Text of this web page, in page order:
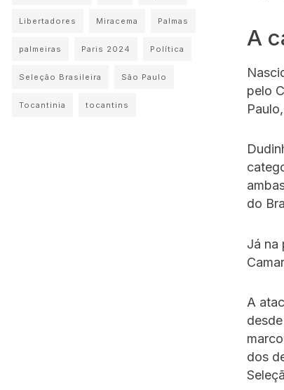
A
pelo
do
Já na
A
dos
Libertadores Miracema Palmas
palmeiras Paris 2024 Política
Seleção Brasileira São Paulo
Tocantinia tocantins